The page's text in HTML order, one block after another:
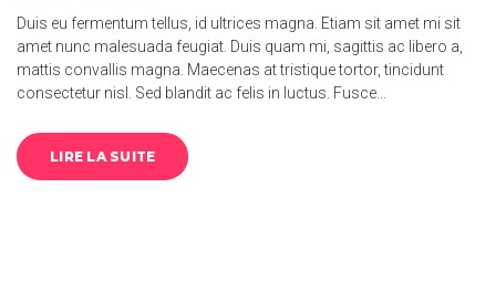
Duis eu fermentum tellus, id ultrices magna. Etiam sit amet mi sit
amet nunc malesuada feugiat. Duis quam mi, sagittis ac libero a,
mattis convallis magna. Maecenas at tristique tortor, tincidunt
consectetur nisl. Sed blandit ac felis in luctus. Fusce...
LIRE LA SUITE